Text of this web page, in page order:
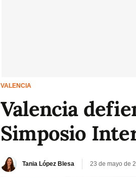
VALENCIA
Valencia
Simposio
Tania López Blesa 23 de mayo de